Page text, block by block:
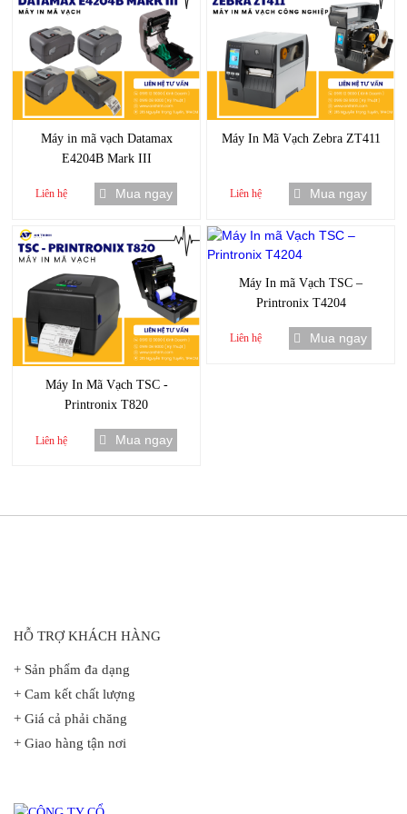
Máy in mã vạch Datamax
E4204B Mark III
Liên hệ Mua ngay
Máy In Mã Vạch Zebra ZT411
Liên hệ Mua ngay
Máy In Mã Vạch TSC -
Printronix T820
Liên hệ Mua ngay
Máy In mã Vạch TSC –
Printronix T4204
Liên hệ Mua ngay
HỖ TRỢ KHÁCH HÀNG
+ Sản phẩm đa dạng
+ Cam kết chất lượng
+ Giá cả phải chăng
+ Giao hàng tận nơi